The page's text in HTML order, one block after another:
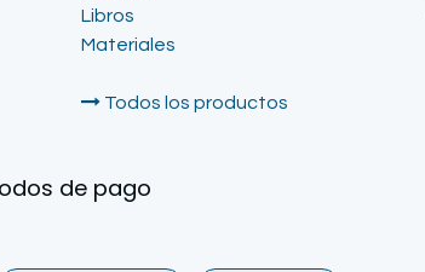
Libros
Materiales
Todos los productos
de pago